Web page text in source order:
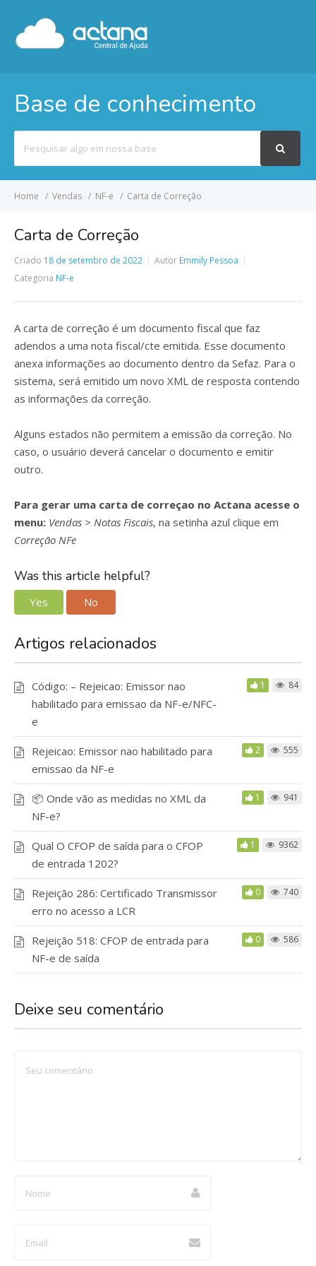
Base de conhecimento
por
Home Vendas NF-e Carta de Correção
Carta de Correção
Criado 18 de setembro de 2022 Autor Emmily Pessoa
Categoria NF-e
A carta de correção é um documento fiscal que faz
adendos a uma nota fiscal/cte emitida. Esse documento
anexa informações ao documento dentro da Sefaz. Para o
sistema, será emitido um novo XML de resposta contendo
as informações da correção.
Alguns estados não permitem a emissão da correção. No
caso, o usuário deverá cancelar o documento e emitir
outro.
Para gerar uma carta de correçao no Actana acesse o
menu: Vendas > Notas Fiscais, na setinha azul clique em
Correção NFe
Was this article helpful?
Yes No
Artigos relacionados
Código: – Rejeicao: Emissor nao
habilitado para emissao da NF-e/NFC-
e
1 84
Rejeicao: Emissor nao habilitado para
emissao da NF-e
2 555
📦 Onde vão as medidas no XML da
NF-e?
1 941
Qual O CFOP de saída para o CFOP
de entrada 1202?
1 9362
Rejeição 286: Certificado Transmissor
erro no acesso a LCR
0 740
Rejeição 518: CFOP de entrada para
NF-e de saída
0 586
Deixe seu comentário